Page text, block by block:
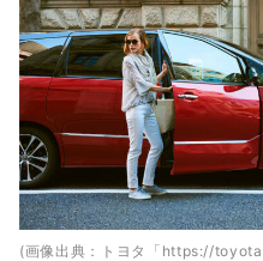
(画像出典：トヨタ「https://